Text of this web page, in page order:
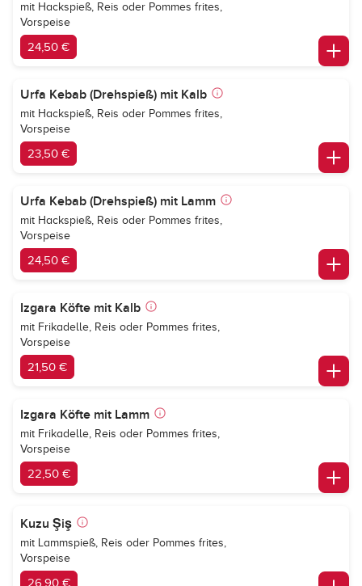
mit Hackspieß, Reis oder Pommes frites,
Vorspeise
24,50 €
Urfa Kebab (Drehspieß) mit Kalb
mit Hackspieß, Reis oder Pommes frites,
Vorspeise
23,50 €
Urfa Kebab (Drehspieß) mit Lamm
mit Hackspieß, Reis oder Pommes frites,
Vorspeise
24,50 €
Izgara Köfte mit Kalb
mit Frikadelle, Reis oder Pommes frites,
Vorspeise
21,50 €
Izgara Köfte mit Lamm
mit Frikadelle, Reis oder Pommes frites,
Vorspeise
22,50 €
Kuzu Şiş
mit Lammspieß, Reis oder Pommes frites,
Vorspeise
26,90 €